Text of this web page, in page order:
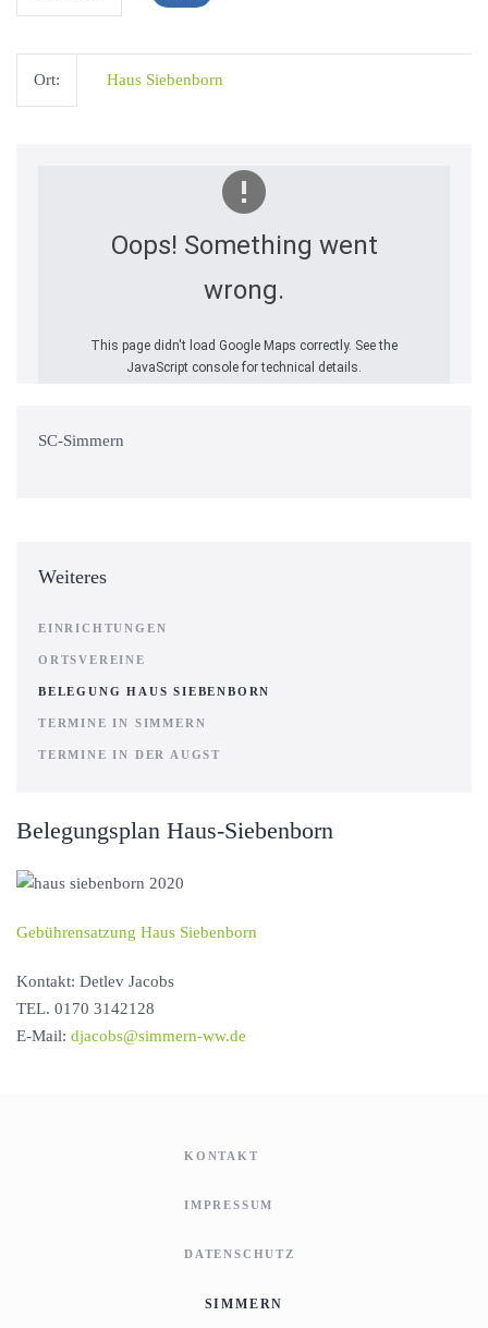
Ort: Haus Siebenborn
Oops! Something went
wrong.
This page didn't load Google Maps correctly. See the
JavaScript console for technical details.
SC-Simmern
Weiteres
EINRICHTUNGEN
ORTSVEREINE
BELEGUNG HAUS SIEBENBORN
TERMINE IN SIMMERN
TERMINE IN DER AUGST
Belegungsplan Haus-Siebenborn
Gebührensatzung Haus Siebenborn
Kontakt: Detlev Jacobs
TEL. 0170 3142128
E-Mail: djacobs@simmern-ww.de
KONTAKT
IMPRESSUM
DATENSCHUTZ
SIMMERN